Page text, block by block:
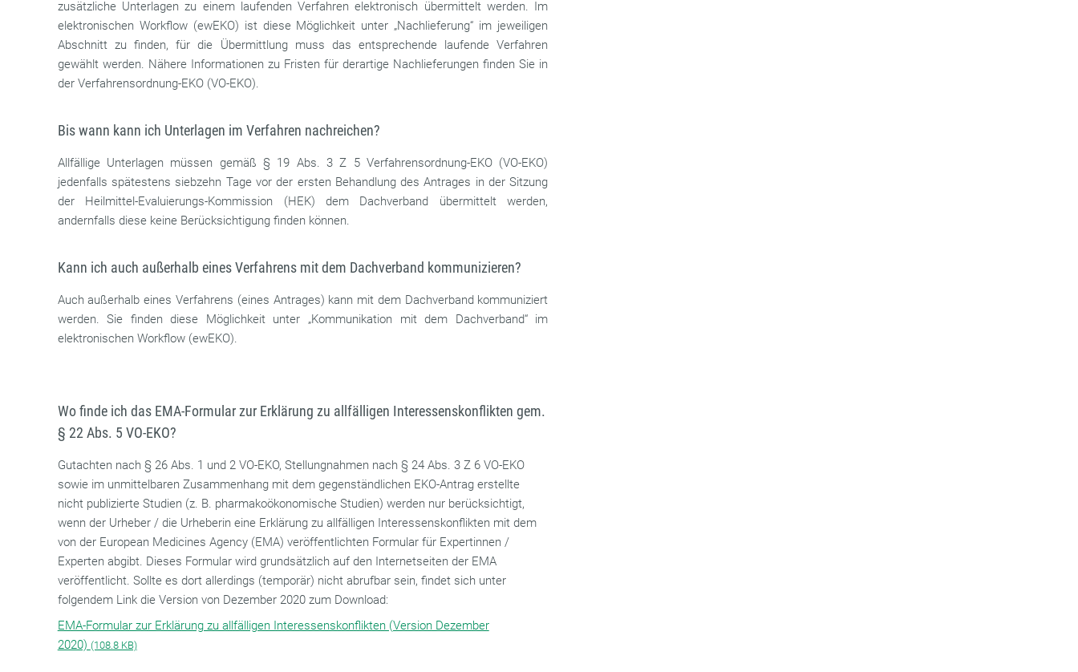
zusätzliche Unterlagen zu einem laufenden Verfahren elektronisch übermittelt werden. Im
elektronischen Workflow (ewEKO) ist diese Möglichkeit unter „Nachlieferung“ im jeweiligen
Abschnitt zu finden, für die Übermittlung muss das entsprechende laufende Verfahren
gewählt werden. Nähere Informationen zu Fristen für derartige Nachlieferungen finden Sie in
der Verfahrensordnung-EKO (VO-EKO).
Bis wann kann ich Unterlagen im Verfahren nachreichen?
Allfällige Unterlagen müssen gemäß § 19 Abs. 3 Z 5 Verfahrensordnung-EKO (VO-EKO)
jedenfalls spätestens siebzehn Tage vor der ersten Behandlung des Antrages in der Sitzung
der Heilmittel-Evaluierungs-Kommission (HEK) dem Dachverband übermittelt werden,
andernfalls diese keine Berücksichtigung finden können.
Kann ich auch außerhalb eines Verfahrens mit dem Dachverband kommunizieren?
Auch außerhalb eines Verfahrens (eines Antrages) kann mit dem Dachverband kommuniziert
werden. Sie finden diese Möglichkeit unter „Kommunikation mit dem Dachverband“ im
elektronischen Workflow (ewEKO).
Wo finde ich das EMA-Formular zur Erklärung zu allfälligen Interessenskonflikten gem.
§ 22 Abs. 5 VO-EKO?
Gutachten nach § 26 Abs. 1 und 2 VO-EKO, Stellungnahmen nach § 24 Abs. 3 Z 6 VO-EKO
sowie im unmittelbaren Zusammenhang mit dem gegenständlichen EKO-Antrag erstellte
nicht publizierte Studien (z. B. pharmakoökonomische Studien) werden nur berücksichtigt,
wenn der Urheber / die Urheberin eine Erklärung zu allfälligen Interessenskonflikten mit dem
von der European Medicines Agency (EMA) veröffentlichten Formular für Expertinnen /
Experten abgibt. Dieses Formular wird grundsätzlich auf den Internetseiten der EMA
veröffentlicht. Sollte es dort allerdings (temporär) nicht abrufbar sein, findet sich unter
folgendem Link die Version von Dezember 2020 zum Download:
EMA-Formular zur Erklärung zu allfälligen Interessenskonflikten (Version Dezember
2020) (108.8 KB)